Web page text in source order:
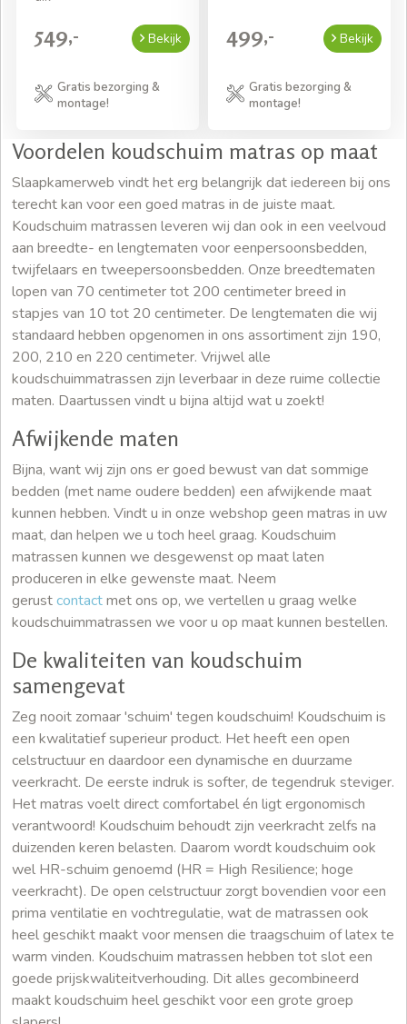
549,- Bekijk
Gratis bezorging &
montage!
499,- Bekijk
Gratis bezorging &
montage!
Voordelen koudschuim matras op maat
Slaapkamerweb vindt het erg belangrijk dat iedereen bij ons
terecht kan voor een goed matras in de juiste maat.
Koudschuim matrassen leveren wij dan ook in een veelvoud
aan breedte- en lengtematen voor eenpersoonsbedden,
twijfelaars en tweepersoonsbedden. Onze breedtematen
lopen van 70 centimeter tot 200 centimeter breed in
stapjes van 10 tot 20 centimeter. De lengtematen die wij
standaard hebben opgenomen in ons assortiment zijn 190,
200, 210 en 220 centimeter. Vrijwel alle
koudschuimmatrassen zijn leverbaar in deze ruime collectie
maten. Daartussen vindt u bijna altijd wat u zoekt!
Afwijkende maten
Bijna, want wij zijn ons er goed bewust van dat sommige
bedden (met name oudere bedden) een afwijkende maat
kunnen hebben. Vindt u in onze webshop geen matras in uw
maat, dan helpen we u toch heel graag. Koudschuim
matrassen kunnen we desgewenst op maat laten
produceren in elke gewenste maat. Neem
gerustcontactmet ons op, we vertellen u graag welke
koudschuimmatrassen we voor u op maat kunnen bestellen.
De kwaliteiten van koudschuim
samengevat
Zeg nooit zomaar 'schuim' tegen koudschuim! Koudschuim is
een kwalitatief superieur product. Het heeft een open
celstructuur en daardoor een dynamische en duurzame
veerkracht. De eerste indruk is softer, de tegendruk steviger.
Het matras voelt direct comfortabel én ligt ergonomisch
verantwoord! Koudschuim behoudt zijn veerkracht zelfs na
duizenden keren belasten. Daarom wordt koudschuim ook
wel HR-schuim genoemd (HR = High Resilience; hoge
veerkracht). De open celstructuur zorgt bovendien voor een
prima ventilatie en vochtregulatie, wat de matrassen ook
heel geschikt maakt voor mensen die traagschuim of latex te
warm vinden. Koudschuim matrassen hebben tot slot een
goede prijskwaliteitverhouding. Dit alles gecombineerd
maakt koudschuim heel geschikt voor een grote groep